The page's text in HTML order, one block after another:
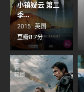
小镇疑云 第二
季
Broadchurch
Season 2
2015 英国
豆瓣8.7分